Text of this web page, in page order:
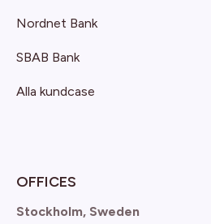
Nordnet Bank
SBAB Bank
Alla kundcase
OFFICES
Stockholm, Sweden